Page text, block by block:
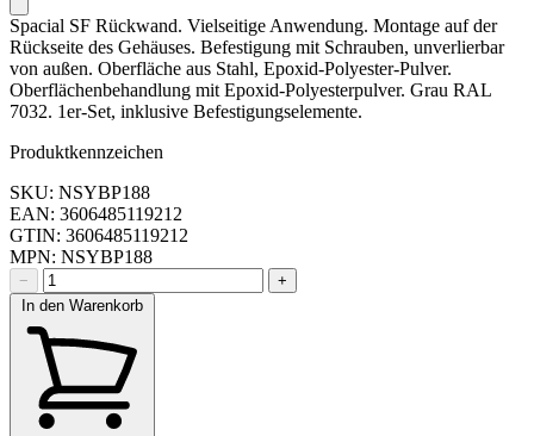
Spacial SF Rückwand. Vielseitige Anwendung. Montage auf der
Rückseite des Gehäuses. Befestigung mit Schrauben, unverlierbar
von außen. Oberfläche aus Stahl, Epoxid-Polyester-Pulver.
Oberflächenbehandlung mit Epoxid-Polyesterpulver. Grau RAL
7032. 1er-Set, inklusive Befestigungselemente.
Produktkennzeichen
SKU: NSYBP188
EAN: 3606485119212
GTIN: 3606485119212
MPN: NSYBP188
−
+
In den Warenkorb